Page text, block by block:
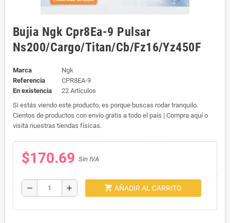
Bujia Ngk Cpr8Ea-9 Pulsar
Ns200/Cargo/Titan/Cb/Fz16/Yz450F
Marca
Ngk
Referencia
CPR8EA-9
En existencia
22 Artículos
Si estás viendo este producto, es porque buscas rodar tranquilo.
Cientos de productos con envío gratis a todo el país | Compra aquí o
visita nuestras tiendas físicas.
$170.69 Sin IVA
remove add shopping_cart AÑADIR AL CARRITO